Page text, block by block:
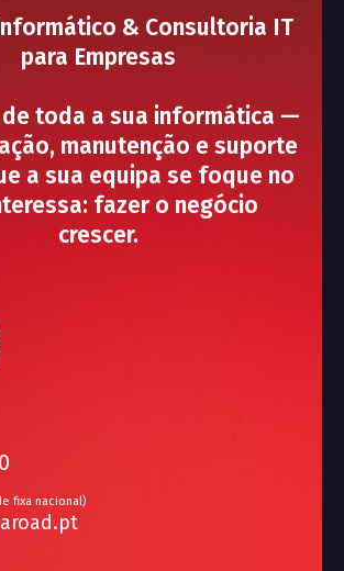
& Consultoria IT
para Empresas
toda a sua informática —
manutenção e suporte
a sua equipa se foque no
fazer o negócio
crescer.
fixa nacional)